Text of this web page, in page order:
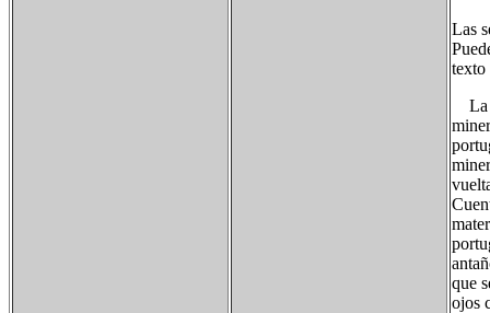
Las
texto
La
que
ojos